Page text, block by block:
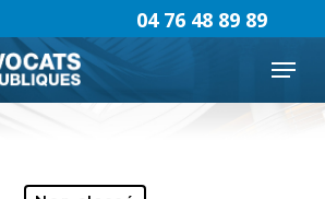
Menu
04 76 48 89 89